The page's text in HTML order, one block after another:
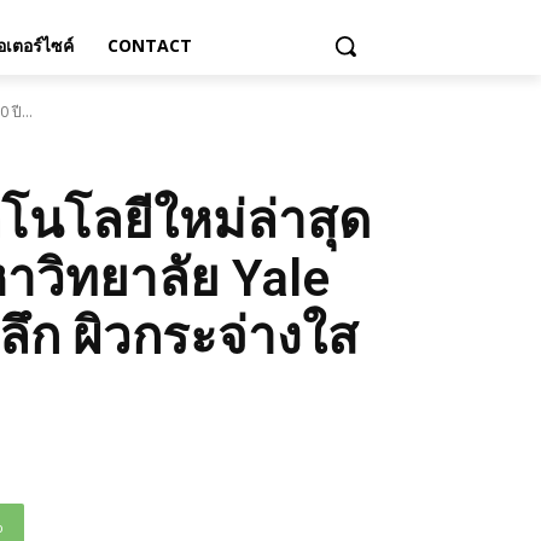
เตอร์ไซค์ CONTACT
ปี...
นโลยีใหม่ล่าสุด
วิทยาลัย Yale
ก ผิวกระจ่างใส